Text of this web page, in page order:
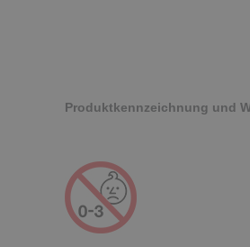
Produktkennzeichnung und